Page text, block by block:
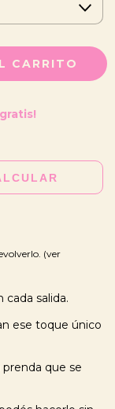
(ver
cada salida.
ese toque único
prenda que se